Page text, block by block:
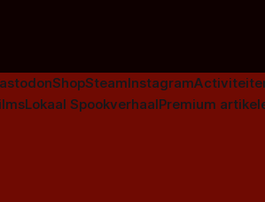
ShopSteamInstagram
Lokaal SpookverhaalPremium